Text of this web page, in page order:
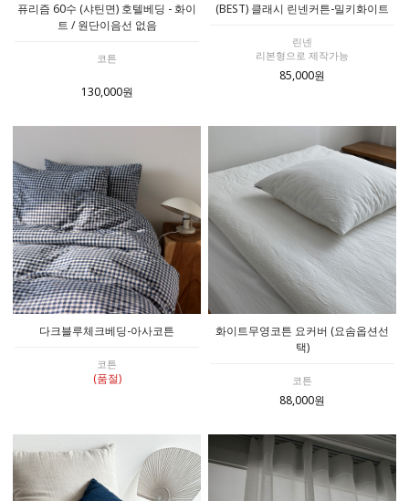
퓨리즘 60수 (샤틴면) 호텔베딩 - 화이
트 / 원단이음선 없음
코튼
130,000원
(BEST) 클래시 린넨커튼-밀키화이트
린넨
리본형으로 제작가능
85,000원
다크블루체크베딩-아사코튼
코튼
(품절)
화이트무영코튼 요커버 (요솜옵션선
택)
코튼
88,000원